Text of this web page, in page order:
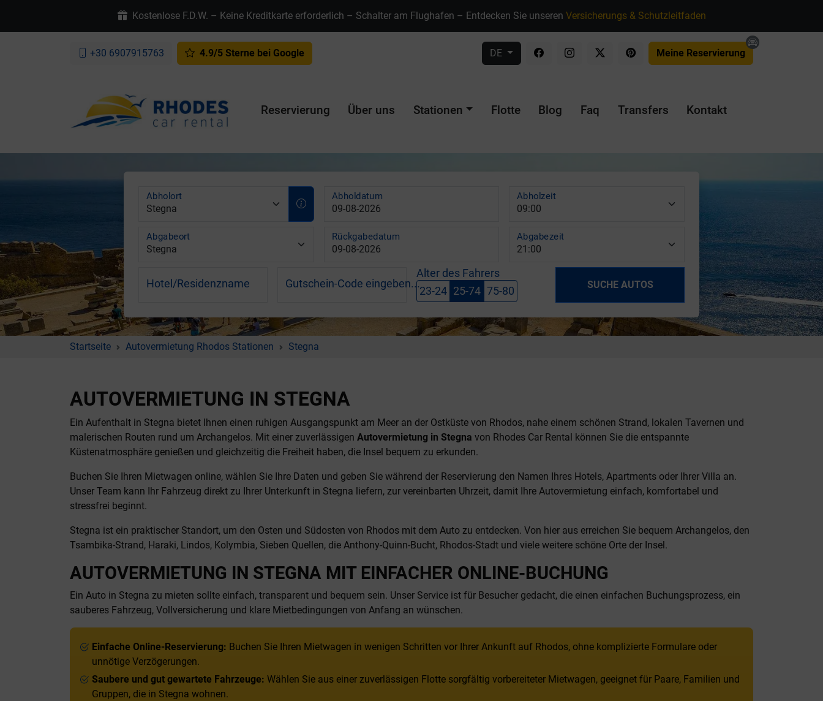
Kostenlose F.D.W. – Keine Kreditkarte erforderlich – Schalter am Flughafen – Entdecken Sie unseren Versicherungs & Schutzleitfaden
+30 6907915763 4.9/5 Sterne bei Google DE Meine Reservierung
Reservierung Über uns Stationen Flotte Blog Faq Transfers Kontakt
Abholort Abholdatum Abholzeit
Abgabeort Rückgabedatum Abgabezeit
Hotel/Residenzname Gutschein-Code eingeben...
Alter des Fahrers
23-24 25-74 75-80
SUCHE AUTOS
Startseite Autovermietung Rhodos Stationen Stegna
AUTOVERMIETUNG IN STEGNA
Ein Aufenthalt in Stegna bietet Ihnen einen ruhigen Ausgangspunkt am Meer an der Ostküste von Rhodos, nahe einem schönen Strand, lokalen Tavernen und
malerischen Routen rund um Archangelos. Mit einer zuverlässigen Autovermietung in Stegna von Rhodes Car Rental können Sie die entspannte
Küstenatmosphäre genießen und gleichzeitig die Freiheit haben, die Insel bequem zu erkunden.
Buchen Sie Ihren Mietwagen online, wählen Sie Ihre Daten und geben Sie während der Reservierung den Namen Ihres Hotels, Apartments oder Ihrer Villa an.
Unser Team kann Ihr Fahrzeug direkt zu Ihrer Unterkunft in Stegna liefern, zur vereinbarten Uhrzeit, damit Ihre Autovermietung einfach, komfortabel und
stressfrei beginnt.
Stegna ist ein praktischer Standort, um den Osten und Südosten von Rhodos mit dem Auto zu entdecken. Von hier aus erreichen Sie bequem Archangelos, den
Tsambika-Strand, Haraki, Lindos, Kolymbia, Sieben Quellen, die Anthony-Quinn-Bucht, Rhodos-Stadt und viele weitere schöne Orte der Insel.
AUTOVERMIETUNG IN STEGNA MIT EINFACHER ONLINE-BUCHUNG
Ein Auto in Stegna zu mieten sollte einfach, transparent und bequem sein. Unser Service ist für Besucher gedacht, die einen einfachen Buchungsprozess, ein
sauberes Fahrzeug, Vollversicherung und klare Mietbedingungen von Anfang an wünschen.
Einfache Online-Reservierung: Buchen Sie Ihren Mietwagen in wenigen Schritten vor Ihrer Ankunft auf Rhodos, ohne komplizierte Formulare oder
unnötige Verzögerungen.
Saubere und gut gewartete Fahrzeuge: Wählen Sie aus einer zuverlässigen Flotte sorgfältig vorbereiteter Mietwagen, geeignet für Paare, Familien und
Gruppen, die in Stegna wohnen.